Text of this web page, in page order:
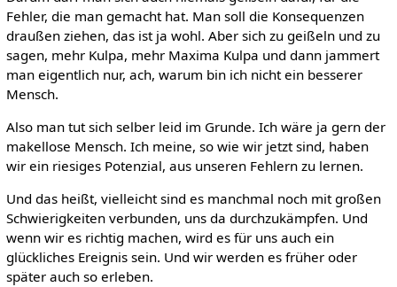
Fehler, die man gemacht hat. Man soll die Konsequenzen
draußen ziehen, das ist ja wohl. Aber sich zu geißeln und zu
sagen, mehr Kulpa, mehr Maxima Kulpa und dann jammert
man eigentlich nur, ach, warum bin ich nicht ein besserer
Mensch.
Also man tut sich selber leid im Grunde. Ich wäre ja gern der
makellose Mensch. Ich meine, so wie wir jetzt sind, haben
wir ein riesiges Potenzial, aus unseren Fehlern zu lernen.
Und das heißt, vielleicht sind es manchmal noch mit großen
Schwierigkeiten verbunden, uns da durchzukämpfen. Und
wenn wir es richtig machen, wird es für uns auch ein
glückliches Ereignis sein. Und wir werden es früher oder
später auch so erleben.